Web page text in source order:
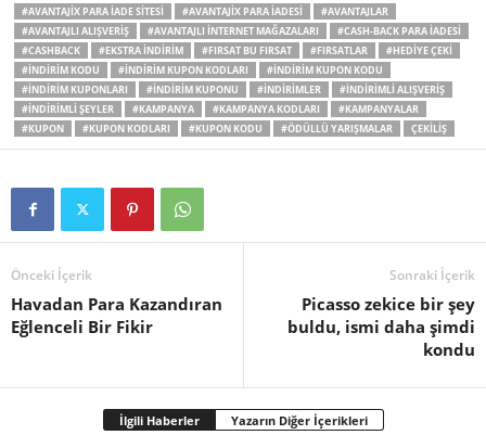
#AVANTAJIX PARA IADE SITESI
#AVANTAJIX PARA IADESI
#AVANTAJLAR
#AVANTAJLI ALIŞVERIŞ
#AVANTAJLI INTERNET MAĞAZALARI
#CASH-BACK PARA IADESI
#CASHBACK
#EKSTRA INDIRIM #FIRSAT BU FIRSAT #FIRSATLAR
#HEDIYE ÇEKI
#INDIRIM KODU
#INDIRIM KUPON KODLARI
#INDIRIM KUPON KODU
#INDIRIM KUPONLARI
#INDIRIM KUPONU #INDIRIMLER
#INDIRIMLI ALIŞVERIŞ
#INDIRIMLI ŞEYLER
#KAMPANYA #KAMPANYA KODLARI
#KAMPANYALAR
#KUPON
#KUPON KODLARI #KUPON KODU #ÖDÜLLÜ YARIŞMALAR ÇEKILIŞ
Önceki İçerik
Havadan Para Kazandıran
Eğlenceli Bir Fikir
Sonraki İçerik
Picasso zekice bir şey
buldu, ismi daha şimdi
kondu
İlgili Haberler Yazarın Diğer İçerikleri